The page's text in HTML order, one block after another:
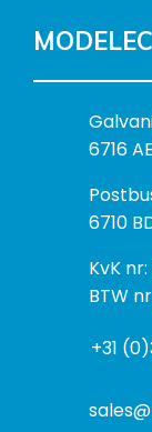
B
e
o
e
k
a
r
6716
P
o
t
a
s
6710
I
n
o
m
KvK
BTW
+31